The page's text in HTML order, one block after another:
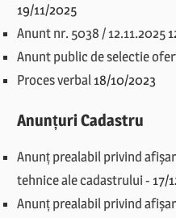
19/11/2025
Anunt nr. 5038 / 12.11.2025
Anunt public de selectie
Proces verbal 18/10/2023
Anunțuri Cadastru
Anunț prealabil privind
tehnice ale cadastrului- 17/
Anunț prealabil privind